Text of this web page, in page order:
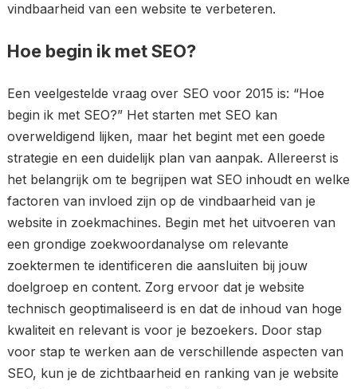
vindbaarheid van een website te verbeteren.
Hoe begin ik met SEO?
Een veelgestelde vraag over SEO voor 2015 is: “Hoe
begin ik met SEO?” Het starten met SEO kan
overweldigend lijken, maar het begint met een goede
strategie en een duidelijk plan van aanpak. Allereerst is
het belangrijk om te begrijpen wat SEO inhoudt en welke
factoren van invloed zijn op de vindbaarheid van je
website in zoekmachines. Begin met het uitvoeren van
een grondige zoekwoordanalyse om relevante
zoektermen te identificeren die aansluiten bij jouw
doelgroep en content. Zorg ervoor dat je website
technisch geoptimaliseerd is en dat de inhoud van hoge
kwaliteit en relevant is voor je bezoekers. Door stap
voor stap te werken aan de verschillende aspecten van
SEO, kun je de zichtbaarheid en ranking van je website